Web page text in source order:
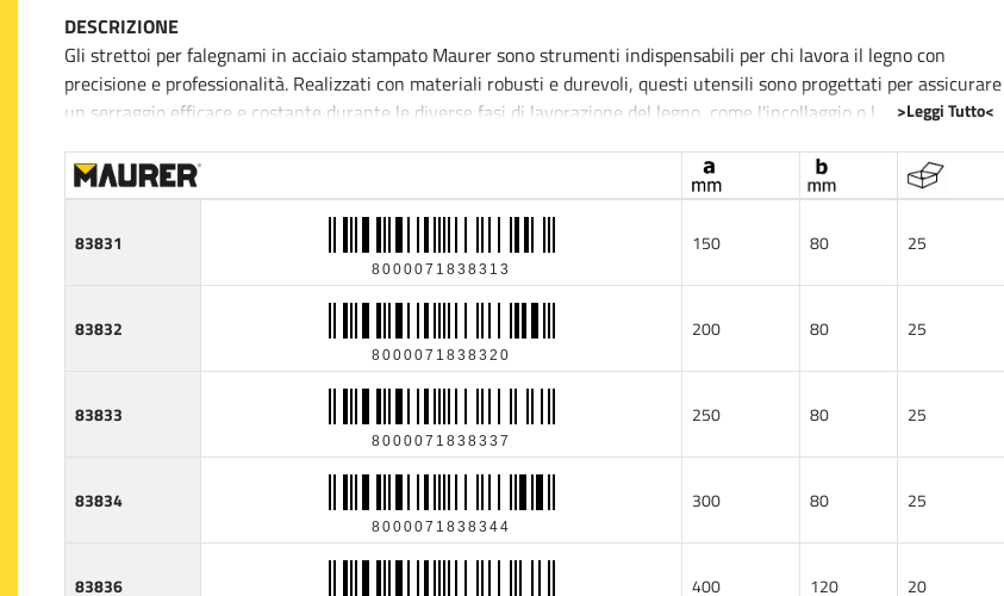
DESCRIZIONE
Gli strettoi per falegnami in acciaio stampato Maurer sono strumenti indispensabili per chi lavora il legno con
precisione e professionalità. Realizzati con materiali robusti e durevoli, questi utensili sono progettati per assicurare
un serraggio efficace e costante durante le diverse fasi di lavorazione del legno, come l'incollaggio o l'assemblaggio
Il design di questi strettoi ne facilita l'uso e l'efficienza. La loro configurazione permette di applicare la giusta
pressione senza rischiare di danneggiare il materiale lavorato. Grazie all'impugnatura ergonomica, l'utilizzo è
confortevole anche dopo ore di lavoro, riducendo l'affaticamento delle mani.
La qualità dell'acciaio stampato garantisce una maggiore resistenza alla corrosione, allungando la vita utile dello
strumento e mantenendo la sua affidabilità nel tempo. Questo tipo di acciaio offre anche un'ottima resistenza alle
sollecitazioni meccaniche, essendo meno suscettibile a deformazioni sotto carichi pesanti.
Ideali sia per hobbisti sia per professionisti del settore, questi utensili sono in grado di affrontare qualsiasi sfida di
falegnameria. Con la loro solidità e funzionalità, rappresentano una scelta di qualità per chiunque desideri lavorare il
legno con risultati sempre ottimali.
>Leggi Tutto<
83831
8000071838313
150 80 25
83832
8000071838320
200 80 25
83833
8000071838337
250 80 25
83834
8000071838344
300 80 25
83836 400 120 20